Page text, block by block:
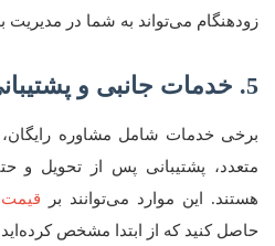
زودهنگام می‌تواند به شما در مدیریت
5. خدمات جانبی و پشتیبانی
برخی خدمات شامل مشاوره
متعدد، پشتیبانی پس از تحویل و
هستند. این موارد می‌توانند بر قیمت
حاصل کنید که از ابتدا مشخص کرده‌اید